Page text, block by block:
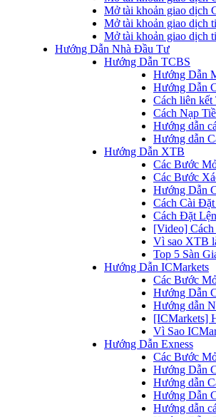
Mở tài khoản giao dịch
Mở tài khoản giao dịch
Mở tài khoản giao dịch
Hướng Dẫn Nhà Đầu Tư
Hướng Dẫn TCBS
Hướng Dẫn
Hướng Dẫn
Cách liên
Cách Nạp
Hướng dẫn
Hướng dẫn
Hướng Dẫn XTB
Các Bước
Các Bước
Hướng Dẫn
Cách Cài
Cách Đặt
[Video]
Vì sao XTB
Top 5 Sàn
Hướng Dẫn ICMarkets
Các Bước
Hướng Dẫn
Hướng dẫn
[ICMarkets]
Vì Sao
Hướng Dẫn Exness
Các Bước
Hướng Dẫn
Hướng dẫn
Hướng Dẫn
Hướng dẫn